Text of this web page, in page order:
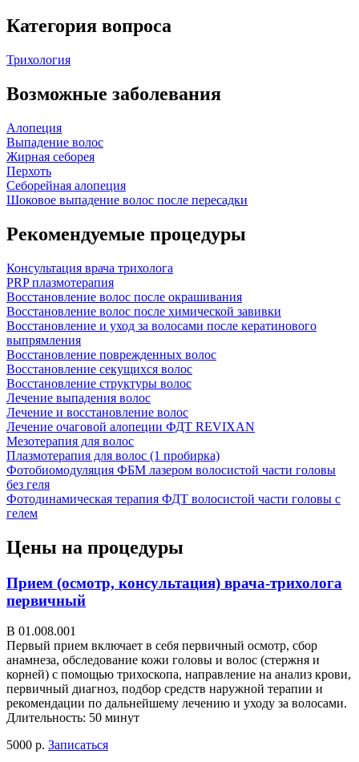
Категория вопроса
Трихология
Возможные заболевания
Алопеция
Выпадение волос
Жирная себорея
Перхоть
Себорейная алопеция
Шоковое выпадение волос после пересадки
Рекомендуемые процедуры
Консультация врача трихолога
PRP плазмотерапия
Восстановление волос после окрашивания
Восстановление волос после химической завивки
Восстановление и уход за волосами после кератинового
выпрямления
Восстановление поврежденных волос
Восстановление секущихся волос
Восстановление структуры волос
Лечение выпадения волос
Лечение и восстановление волос
Лечение очаговой алопеции ФДТ REVIXAN
Мезотерапия для волос
Плазмотерапия для волос (1 пробирка)
Фотобиомодуляция ФБМ лазером волосистой части головы
без геля
Фотодинамическая терапия ФДТ волосистой части головы с
гелем
Цены на процедуры
Прием (осмотр, консультация) врача-трихолога
первичный
В 01.008.001
Первый прием включает в себя первичный осмотр, сбор
анамнеза, обследование кожи головы и волос (стержня и
корней) с помощью трихоскопа, направление на анализ крови,
первичный диагноз, подбор средств наружной терапии и
рекомендации по дальнейшему лечению и уходу за волосами.
Длительность: 50 минут
5000 р. Записаться